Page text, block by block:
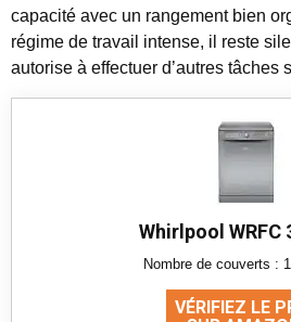
capacité avec un rangement bien
régime de travail intense, il reste
autorise à effectuer d’autres tâches
Whirlpool WRFC
Nombre de couverts :
VÉRIFIEZ LE